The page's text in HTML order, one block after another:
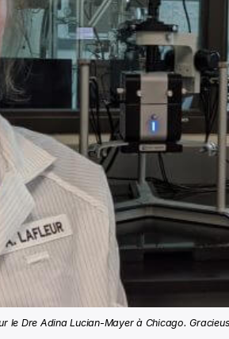
le Dre Adina Lucian-Mayer à Chicago.